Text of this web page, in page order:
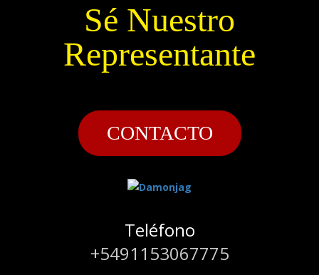
Sé Nuestro
Representante
CONTACTO
Teléfono
+5491153067775